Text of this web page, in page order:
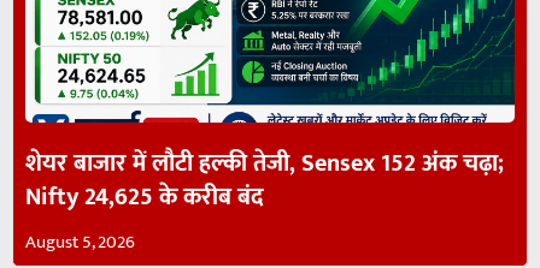
शेयर बाजार में लौटी हल्की तेजी, Sensex 152 अंक चढ़ा;
Nifty 24,625 के करीब बंद
August 5, 2026